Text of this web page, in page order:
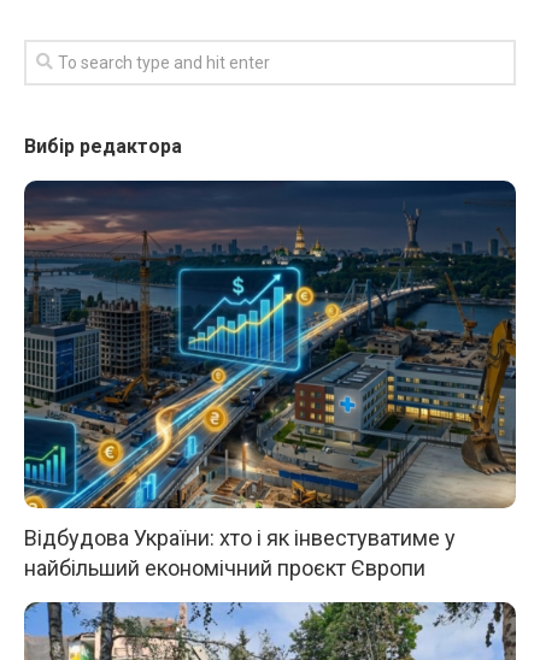
Вибір редактора
Відбудова України: хто і як інвестуватиме у
найбільший економічний проєкт Європи